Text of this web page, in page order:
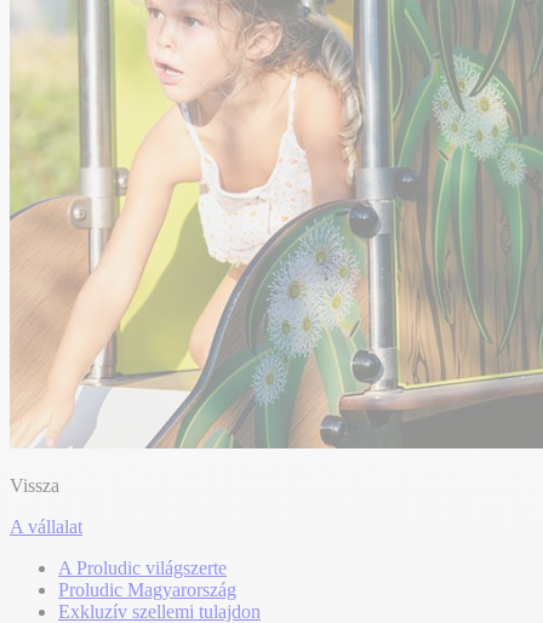
Vissza
A vállalat
A Proludic világszerte
Proludic Magyarország
Exkluzív szellemi tulajdon